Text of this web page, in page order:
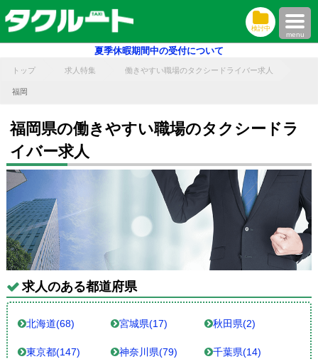
検討中
menu
夏季休暇期間中の受付について
トップ 求人特集 働きやすい職場のタクシードライバー求人
福岡
福岡県の働きやすい職場のタクシードラ
イバー求人
求人のある都道府県
北海道(68) 宮城県(17) 秋田県(2)
東京都(147) 神奈川県(79) 千葉県(14)